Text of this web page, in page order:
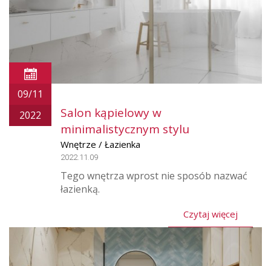
09/11
2022
Salon kąpielowy w
minimalistycznym stylu
Wnętrze / Łazienka
2022.11.09
Tego wnętrza wprost nie sposób nazwać
łazienką.
Czytaj więcej